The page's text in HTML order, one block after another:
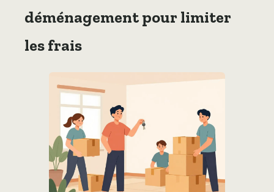
déménagement pour limiter
les frais